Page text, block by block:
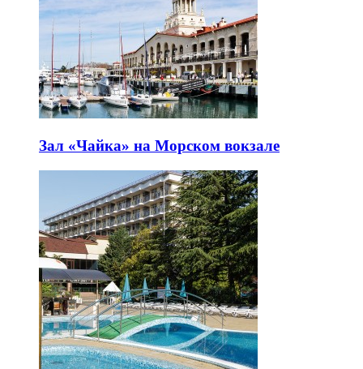
Зал «Чайка» на Морском вокзале